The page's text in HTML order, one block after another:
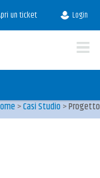
un ticket Login
>Casi Studio >Progetto
di studio
e gli interventi